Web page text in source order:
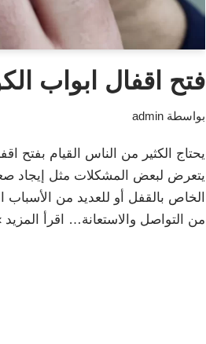
فتح اقفال ابواب
بواسطة admin
يحتاج الكثير من الناس القيام بفتح
يتعرض لبعض المشكلات مثل إيجاد
الخاص بالقفل أو للعديد من الأسباب
من التواصل والاستعانة…
اقرأ المزيد